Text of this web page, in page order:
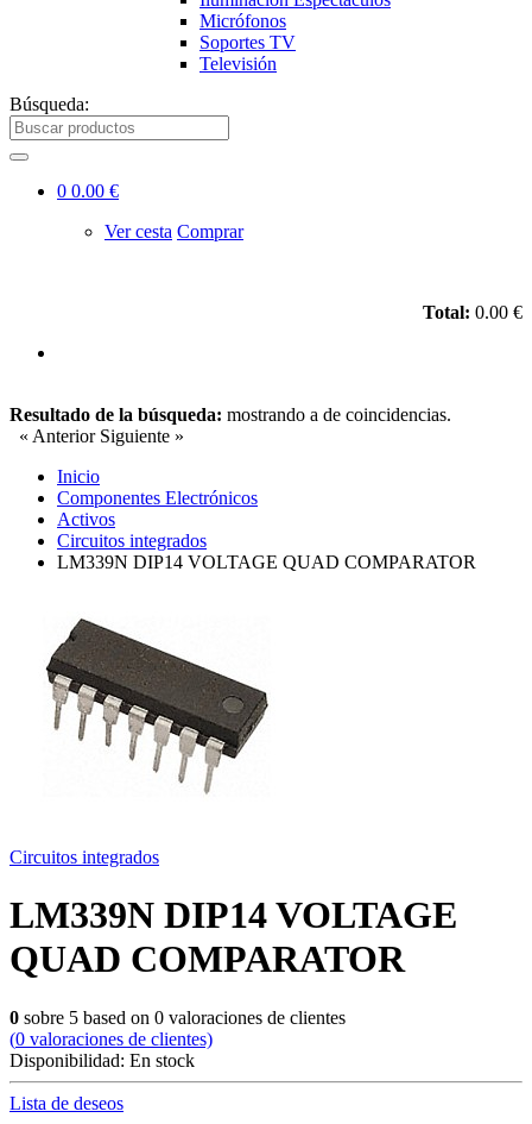
Micrófonos
Soportes TV
Televisión
Búsqueda:
0 0.00 €
Ver cesta Comprar
Total: 0.00 €
Resultado de la búsqueda: mostrando a de coincidencias.
« Anterior Siguiente »
Inicio
Componentes Electrónicos
Activos
Circuitos integrados
LM339N DIP14 VOLTAGE QUAD COMPARATOR
Circuitos integrados
LM339N DIP14 VOLTAGE
QUAD COMPARATOR
0 sobre 5 based on 0 valoraciones de clientes
(0 valoraciones de clientes)
Disponibilidad: En stock
Lista de deseos